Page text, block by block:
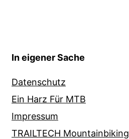
In eigener Sache
Datenschutz
Ein Harz Für MTB
Impressum
TRAILTECH Mountainbiking